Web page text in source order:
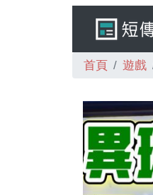
首頁 遊戲